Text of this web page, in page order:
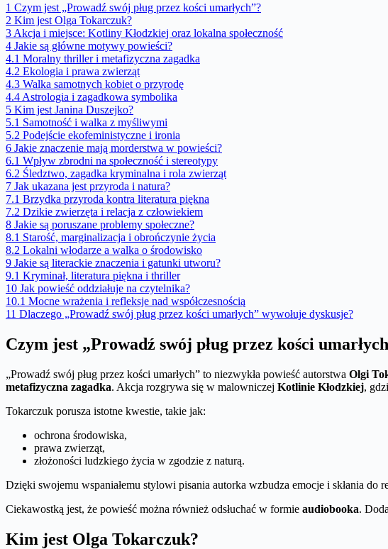
1 Czym jest „Prowadź swój pług przez kości umarłych”?
2 Kim jest Olga Tokarczuk?
3 Akcja i miejsce: Kotliny Kłodzkiej oraz lokalna społeczność
4 Jakie są główne motywy powieści?
4.1 Moralny thriller i metafizyczna zagadka
4.2 Ekologia i prawa zwierząt
4.3 Walka samotnych kobiet o przyrodę
4.4 Astrologia i zagadkowa symbolika
5 Kim jest Janina Duszejko?
5.1 Samotność i walka z myśliwymi
5.2 Podejście ekofeministyczne i ironia
6 Jakie znaczenie mają morderstwa w powieści?
6.1 Wpływ zbrodni na społeczność i stereotypy
6.2 Śledztwo, zagadka kryminalna i rola zwierząt
7 Jak ukazana jest przyroda i natura?
7.1 Brzydka przyroda kontra literatura piękna
7.2 Dzikie zwierzęta i relacja z człowiekiem
8 Jakie są poruszane problemy społeczne?
8.1 Starość, marginalizacja i obrończynie życia
8.2 Lokalni włodarze a walka o środowisko
9 Jakie są literackie znaczenia i gatunki utworu?
9.1 Kryminał, literatura piękna i thriller
10 Jak powieść oddziałuje na czytelnika?
10.1 Mocne wrażenia i refleksje nad współczesnością
11 Dlaczego „Prowadź swój pług przez kości umarłych” wywołuje dyskusje?
Czym jest „Prowadź swój pług przez kości
„Prowadź swój pług przez kości umarłych” to niezwykła powieść autorstwa Olgi
metafizyczna zagadka. Akcja rozgrywa się w malowniczej Kotlinie Kłodzkiej,
Tokarczuk porusza istotne kwestie, takie jak:
ochrona środowiska,
prawa zwierząt,
złożoności ludzkiego życia w zgodzie z naturą.
Dzięki swojemu wspaniałemu stylowi pisania autorka wzbudza emocje i skłania do
Ciekawostką jest, że powieść można również odsłuchać w formie audiobooka.
Kim jest Olga Tokarczuk?